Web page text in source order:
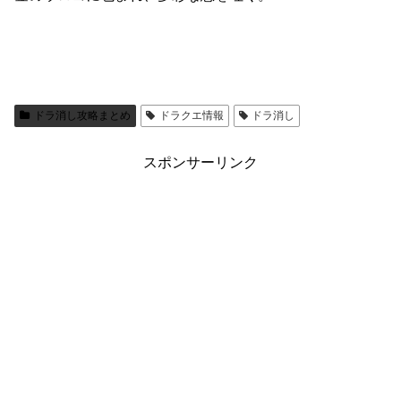
ドラ消し攻略まとめ ドラクエ情報 ドラ消し
スポンサーリンク